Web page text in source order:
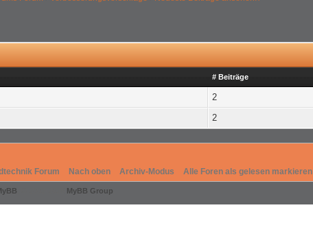
# Beiträge
2
2
Forum Nach oben Archiv-Modus Alle Foren als gelesen markieren
MyBB Group